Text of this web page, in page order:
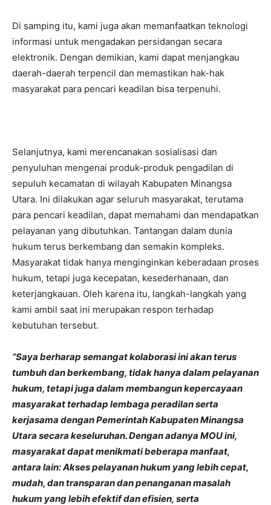
Di samping itu, kami juga akan memanfaatkan teknologi
informasi untuk mengadakan persidangan secara
elektronik. Dengan demikian, kami dapat menjangkau
daerah-daerah terpencil dan memastikan hak-hak
masyarakat para pencari keadilan bisa terpenuhi.
Selanjutnya, kami merencanakan sosialisasi dan
penyuluhan mengenai produk-produk pengadilan di
sepuluh kecamatan di wilayah Kabupaten Minangsa
Utara. Ini dilakukan agar seluruh masyarakat, terutama
para pencari keadilan, dapat memahami dan mendapatkan
pelayanan yang dibutuhkan. Tantangan dalam dunia
hukum terus berkembang dan semakin kompleks.
Masyarakat tidak hanya menginginkan keberadaan proses
hukum, tetapi juga kecepatan, kesederhanaan, dan
keterjangkauan. Oleh karena itu, langkah-langkah yang
kami ambil saat ini merupakan respon terhadap
kebutuhan tersebut.
“Saya berharap semangat kolaborasi ini akan terus
tumbuh dan berkembang, tidak hanya dalam pelayanan
hukum, tetapi juga dalam membangun kepercayaan
masyarakat terhadap lembaga peradilan serta
kerjasama dengan Pemerintah Kabupaten Minangsa
Utara secara keseluruhan. Dengan adanya MOU ini,
masyarakat dapat menikmati beberapa manfaat,
antara lain: Akses pelayanan hukum yang lebih cepat,
mudah, dan transparan dan penanganan masalah
hukum yang lebih efektif dan efisien, serta